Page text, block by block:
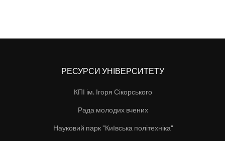
РЕСУРСИ УНІВЕРСИТЕТУ
КПІ ім. Ігоря Сікорського
Рада молодих вчених
Науковий парк "Київська політехніка"